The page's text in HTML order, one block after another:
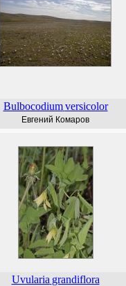
Bulbocodium versicolor
Евгений Комаров
Uvularia grandiflora